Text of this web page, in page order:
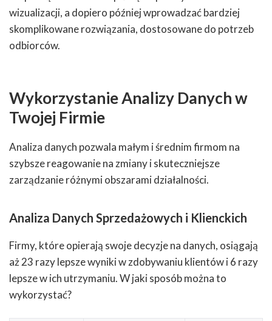
wizualizacji, a dopiero później wprowadzać bardziej
skomplikowane rozwiązania, dostosowane do potrzeb
odbiorców.
Wykorzystanie Analizy Danych w
Twojej Firmie
Analiza danych pozwala małym i średnim firmom na
szybsze reagowanie na zmiany i skuteczniejsze
zarządzanie różnymi obszarami działalności.
Analiza Danych Sprzedażowych i Klienckich
Firmy, które opierają swoje decyzje na danych, osiągają
aż 23 razy lepsze wyniki w zdobywaniu klientów i 6 razy
lepsze w ich utrzymaniu. W jaki sposób można to
wykorzystać?